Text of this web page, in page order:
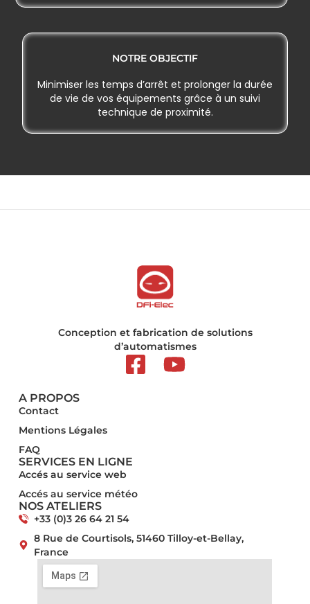
NOTRE OBJECTIF
Minimiser les temps d’arrêt et prolonger la durée
de vie de vos équipements grâce à un suivi
technique de proximité.
Conception et fabrication de solutions
d’automatismes
A PROPOS
Contact
Mentions Légales​
FAQ
SERVICES EN LIGNE
Accés au service web
Accés au service météo
NOS ATELIERS
+33 (0)3 26 64 21 54
8 Rue de Courtisols, 51460 Tilloy-et-Bellay,
France